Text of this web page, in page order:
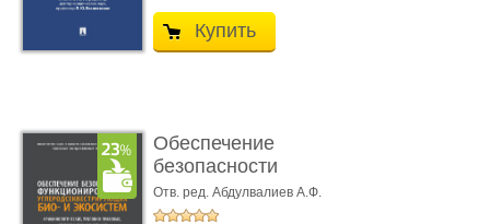
Купить
Обеспечение
безопасности
функционирования уг
...
Отв. ред. Абдулвалиев А.Ф.